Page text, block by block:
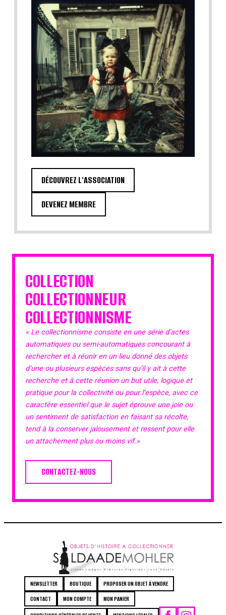
DÉCOUVREZ L'ASSOCIATION
DEVENEZ MEMBRE
COLLECTION
COLLECTIONNEUR
COLLECTIONNISME
« Le collectionnisme consiste en une série d’actes
automatiques ou semi-automatiques concourant à
rechercher et à réunir en un lieu donné des objets
d’une ou plusieurs espèces sans qu’il y ait à cette
recherche et à cette réunion un but utile, logique et
pratique pour la collectivité ou pour l’espèce, avec ce
caractère essentiel que le sujet éprouve une joie ou
un sentiment de satisfaction en faisant sa récolte,
tend à la conserver jalousement et ressent pour elle
un attachement plus ou moins vif.»
CONTACTEZ-NOUS
NEWSLETTER BOUTIQUE
PROPOSER UN OBJET À VENDRE
CONTACT
MON COMPTE MON PANIER